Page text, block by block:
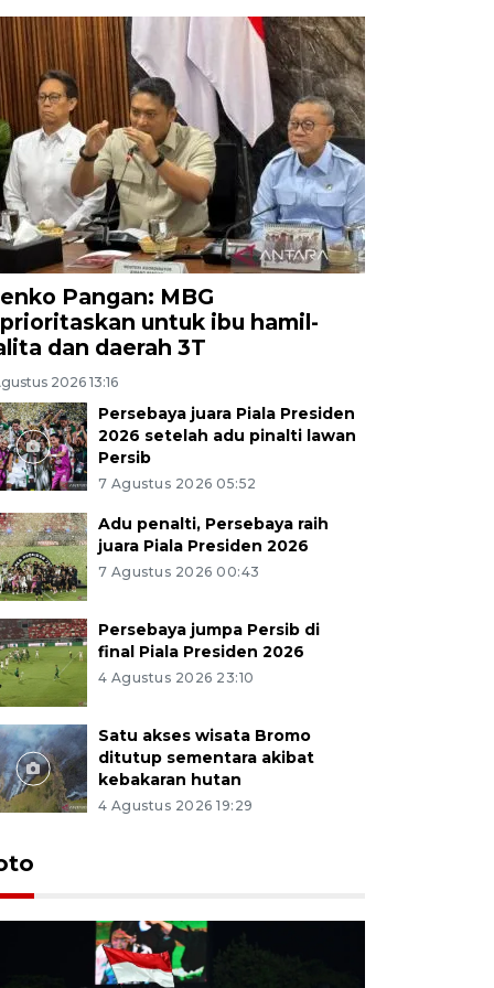
Pangan: MBG
untuk ibu hamil-
dan daerah 3T
2026 13:16
Persebaya juara Piala Presiden
2026 setelah adu pinalti lawan
Persib
7 Agustus 2026 05:52
Adu penalti, Persebaya raih
juara Piala Presiden 2026
7 Agustus 2026 00:43
Persebaya jumpa Persib di
final Piala Presiden 2026
4 Agustus 2026 23:10
Satu akses wisata Bromo
ditutup sementara akibat
kebakaran hutan
4 Agustus 2026 19:29